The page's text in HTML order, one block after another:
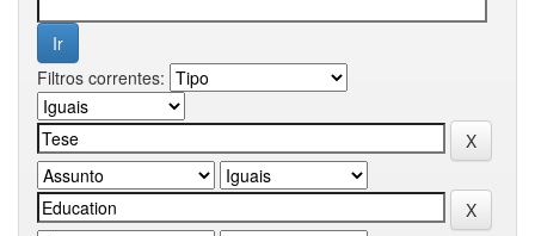
Filtros correntes: